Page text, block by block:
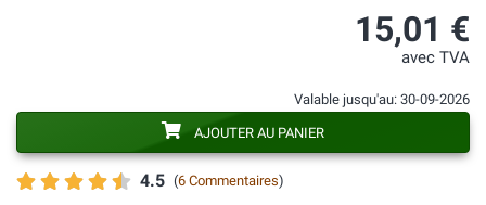
4.5 (6 Commentaires)
15,01 €
avec TVA
Valable jusqu'au: 30-09-2026
AJOUTER AU PANIER